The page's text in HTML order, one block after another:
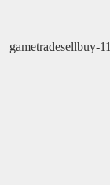
gametradesellbuy-11